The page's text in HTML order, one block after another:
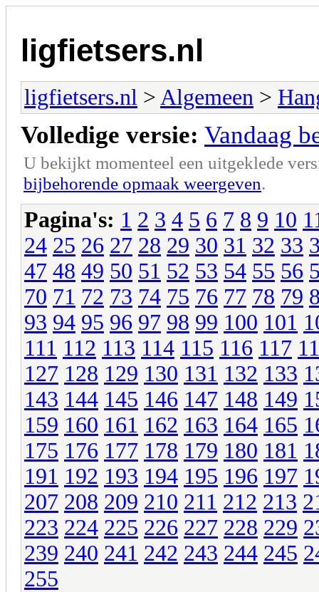
ligfietsers.nl
ligfietsers.nl > Algemeen >
Volledige versie: Vandaag
U bekijkt momenteel een uitgeklede
bijbehorende opmaak weergeven.
Pagina's: 1 2 3 4 5 6 7 8 9 10
24 25 26 27 28 29 30 31 32 33
47 48 49 50 51 52 53 54 55 56
70 71 72 73 74 75 76 77 78 79
93 94 95 96 97 98 99 100 101
111 112 113 114 115 116 117
127 128 129 130 131 132 133
143 144 145 146 147 148 149
159 160 161 162 163 164 165
175 176 177 178 179 180 181
191 192 193 194 195 196 197
207 208 209 210 211 212 213
223 224 225 226 227 228 229
239 240 241 242 243 244 245
255